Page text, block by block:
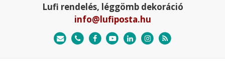
Lufi rendelés, léggömb dekoráció
info@lufiposta.hu